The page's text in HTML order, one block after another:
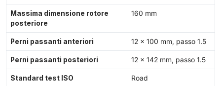
Massima dimensione rotore
posteriore
160 mm
Perni passanti anteriori 12 × 100 mm, passo 1.5
Perni passanti posteriori 12 × 142 mm, passo 1.5
Standard test ISO Road